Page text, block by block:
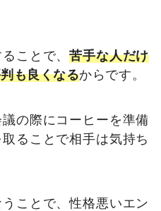
ことで、苦手な人だけ
も良くなるからです。
の際にコーヒーを準備
ることで相手は気持ち
ことで、性格悪いエン